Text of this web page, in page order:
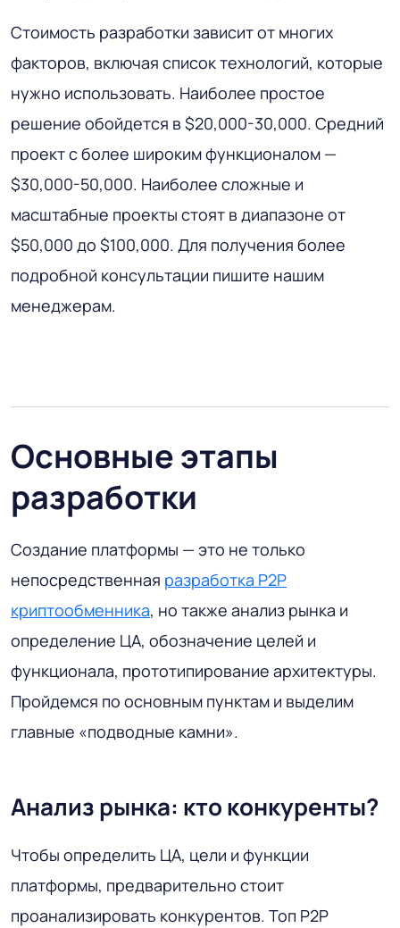
Стоимость разработки зависит от многих
факторов, включая список технологий, которые
нужно использовать. Наиболее простое
решение обойдется в $20,000-30,000. Средний
проект с более широким функционалом —
$30,000-50,000. Наиболее сложные и
масштабные проекты стоят в диапазоне от
$50,000 до $100,000. Для получения более
подробной консультации пишите нашим
менеджерам.
Основные этапы
разработки
Создание платформы — это не только
непосредственная разработка P2P
криптообменника, но также анализ рынка и
определение ЦА, обозначение целей и
функционала, прототипирование архитектуры.
Пройдемся по основным пунктам и выделим
главные «подводные камни».
Анализ рынка: кто конкуренты?
Чтобы определить ЦА, цели и функции
платформы, предварительно стоит
проанализировать конкурентов. Топ P2P